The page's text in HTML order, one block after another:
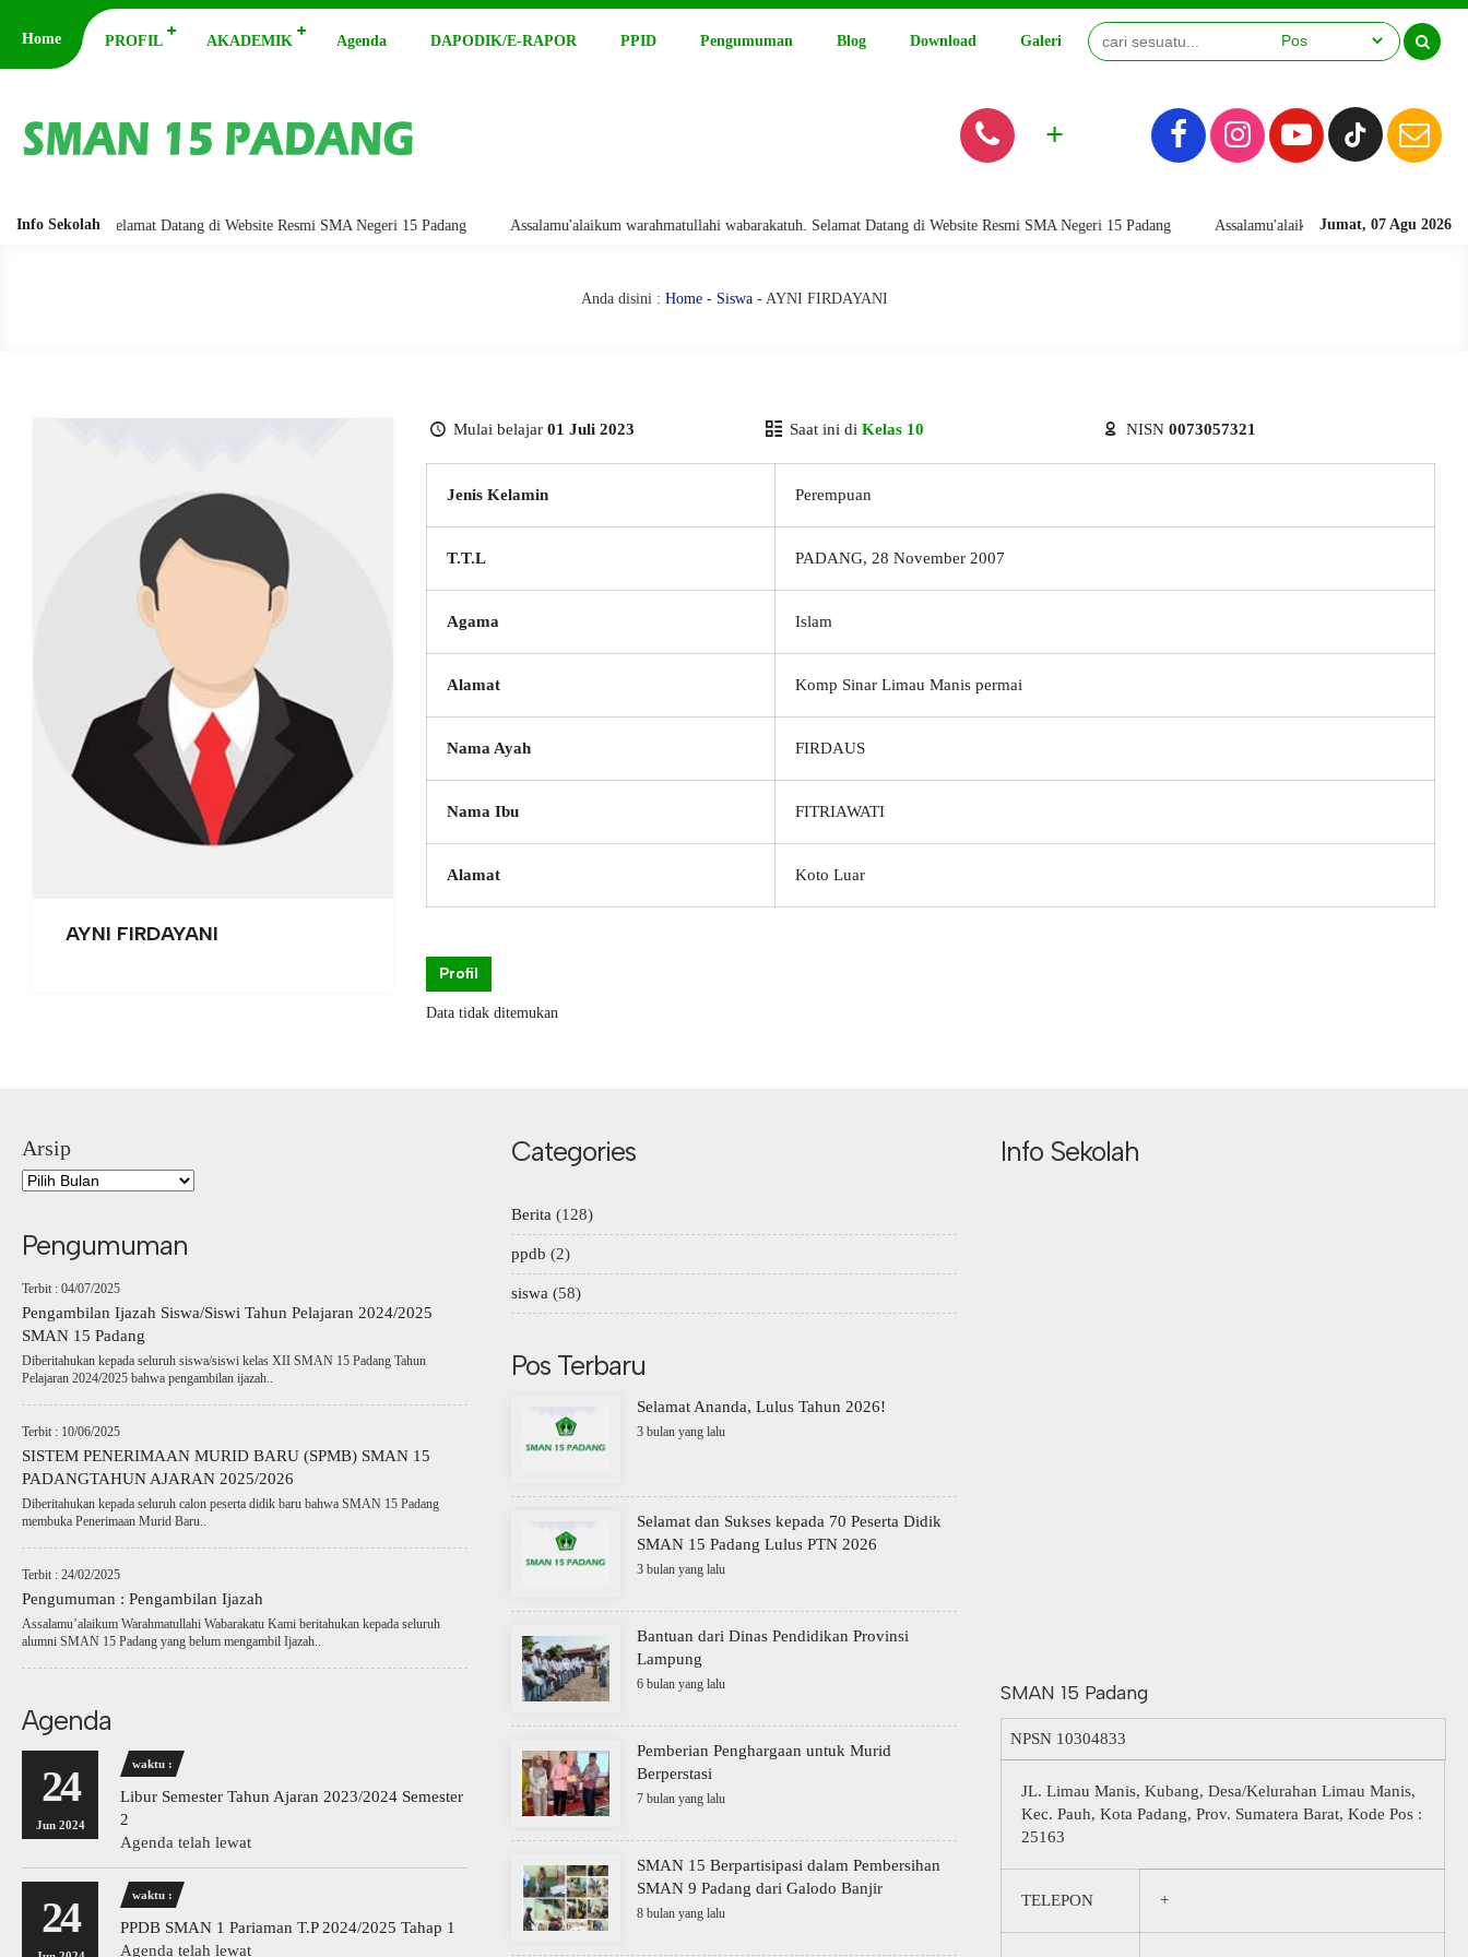
Home PROFIL AKADEMIK Agenda DAPODIK/E-RAPOR PPID Pengumuman Blog Download Galeri Video
+
Info Sekolah Jumat, 07 Agu 2026
Selamat Datang di Website Resmi SMA Negeri 15 Padang Assalamu'alaikum warahmatullahi wabarakatuh. Selamat Datang di Website Resmi SMA Negeri 15 Padang Assalamu'alaikum warahmatullahi
Anda disini : Home- Siswa- AYNI FIRDAYANI
AYNI FIRDAYANI
Mulai belajar 01 Juli 2023 Saat ini di Kelas 10 NISN 0073057321
Jenis Kelamin Perempuan
T.T.L PADANG, 28 November 2007
Agama Islam
Alamat Komp Sinar Limau Manis permai
Nama Ayah FIRDAUS
Nama Ibu FITRIAWATI
Alamat Koto Luar
Profil
Data tidak ditemukan
Arsip
Pengumuman
Terbit : 04/07/2025
Pengambilan Ijazah Siswa/Siswi Tahun Pelajaran 2024/2025
SMAN 15 Padang
Diberitahukan kepada seluruh siswa/siswi kelas XII SMAN 15 Padang Tahun
Pelajaran 2024/2025 bahwa pengambilan ijazah..
Terbit : 10/06/2025
SISTEM PENERIMAAN MURID BARU (SPMB) SMAN 15
PADANGTAHUN AJARAN 2025/2026
Diberitahukan kepada seluruh calon peserta didik baru bahwa SMAN 15 Padang
membuka Penerimaan Murid Baru..
Terbit : 24/02/2025
Pengumuman : Pengambilan Ijazah
Assalamu’alaikum Warahmatullahi Wabarakatu Kami beritahukan kepada seluruh
alumni SMAN 15 Padang yang belum mengambil Ijazah..
Agenda
24
Jun 2024
waktu :
Libur Semester Tahun Ajaran 2023/2024 Semester
2
Agenda telah lewat
24 waktu :
PPDB SMAN 1 Pariaman T.P 2024/2025 Tahap 1
Agenda telah lewat
Categories
Berita (128)
ppdb (2)
siswa (58)
Pos Terbaru
Selamat Ananda, Lulus Tahun 2026!
3 bulan yang lalu
Selamat dan Sukses kepada 70 Peserta Didik
SMAN 15 Padang Lulus PTN 2026
3 bulan yang lalu
Bantuan dari Dinas Pendidikan Provinsi
Lampung
6 bulan yang lalu
Pemberian Penghargaan untuk Murid
Berperstasi
7 bulan yang lalu
SMAN 15 Berpartisipasi dalam Pembersihan
SMAN 9 Padang dari Galodo Banjir
8 bulan yang lalu
Info Sekolah
SMAN 15 Padang
NPSN 10304833
JL. Limau Manis, Kubang, Desa/Kelurahan Limau Manis,
Kec. Pauh, Kota Padang, Prov. Sumatera Barat, Kode Pos :
25163
TELEPON +